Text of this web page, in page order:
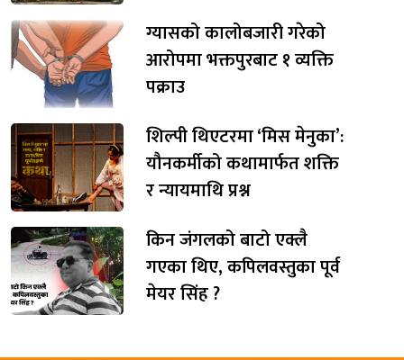
ग्यासको कालोबजारी गरेको
आरोपमा भक्तपुरबाट १ व्यक्ति
पक्राउ
शिल्पी थिएटरमा ‘मिस मेनुका’:
यौनकर्मीको कथामार्फत शक्ति
र न्यायमाथि प्रश्न
किन जंगलको बाटो एक्लै
गएका थिए, कपिलवस्तुका पूर्व
मेयर सिंह ?